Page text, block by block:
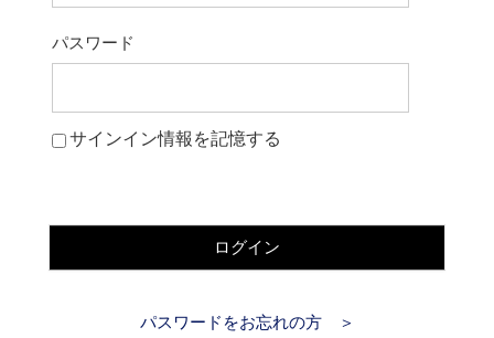
パスワード
サインイン情報を記憶する
ログイン
パスワードをお忘れの方 ＞